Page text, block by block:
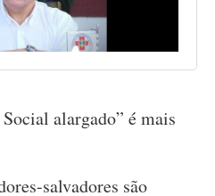
alargado” é mais
salvadores são